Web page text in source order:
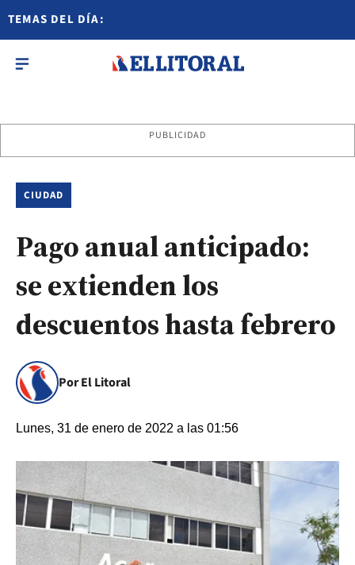
TEMAS DEL DÍA:
PUBLICIDAD
CIUDAD
Pago anual anticipado:
se extienden los
descuentos hasta febrero
Por El Litoral
Lunes, 31 de enero de 2022 a las 01:56